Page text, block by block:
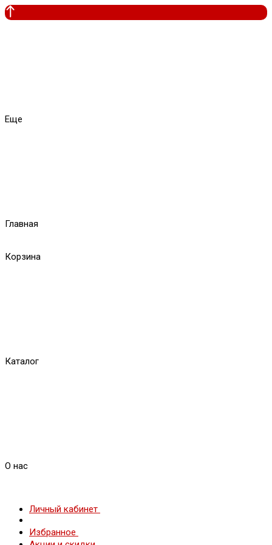
Еще
Главная
Корзина
Каталог
О нас
Личный кабинет
Избранное